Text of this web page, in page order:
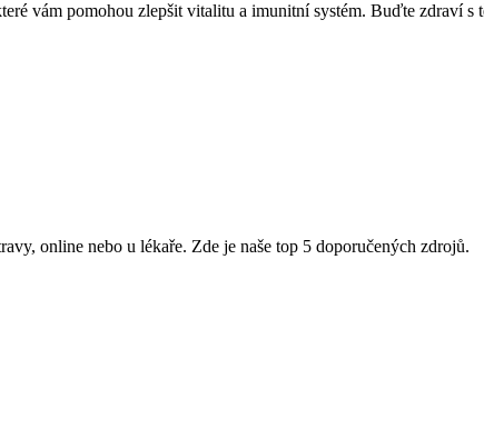
vám pomohou zlepšit vitalitu a imunitní systém. Buďte zdraví s
online nebo u lékaře. Zde je naše top 5 doporučených zdrojů.